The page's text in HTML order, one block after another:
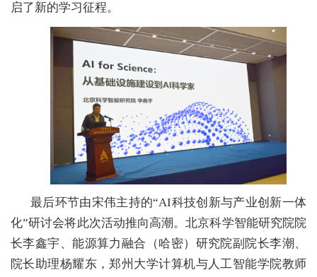
启了新的学习征程。
最后环节由宋伟主持的“AI科技创新与产业创新一体
化”研讨会将此次活动推向高潮。北京科学智能研究院院
长李鑫宇、能源算力融合（哈密）研究院副院长李潮、
院长助理杨耀东，郑州大学计算机与人工智能学院教师